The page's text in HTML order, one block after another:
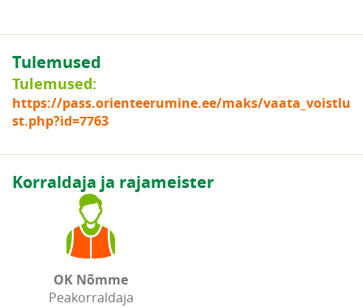
Tulemused
Tulemused:
https://pass.orienteerumine.ee/maks/vaata_voistlu
st.php?id=7763
Korraldaja ja rajameister
OK Nõmme
Peakorraldaja